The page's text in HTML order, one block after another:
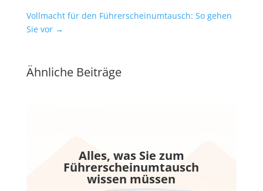
Vollmacht für den Führerscheinumtausch: So gehen
Sie vor→
Ähnliche Beiträge
Alles, was Sie zum
Führerscheinumtausch
wissen müssen